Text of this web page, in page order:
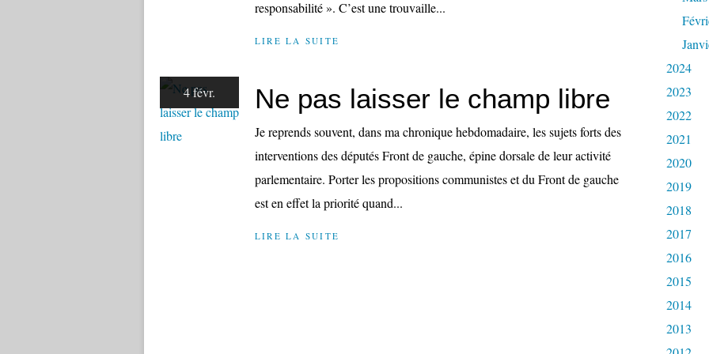
responsabilité ». C’est une trouvaille...
LIRE LA SUITE
4 févr. Ne pas laisser le champ libre
Je reprends souvent, dans ma chronique hebdomadaire, les sujets forts des
interventions des députés Front de gauche, épine dorsale de leur activité
parlementaire. Porter les propositions communistes et du Front de gauche
est en effet la priorité quand...
LIRE LA SUITE
2024
2023
2022
2021
2020
2019
2018
2017
2016
2015
2014
2013